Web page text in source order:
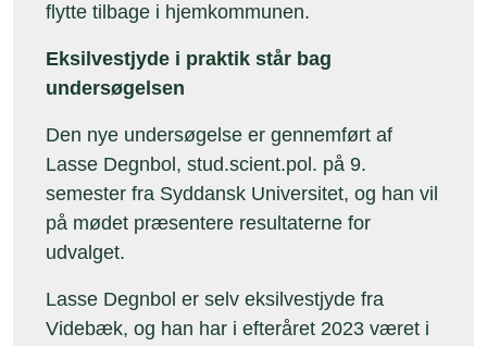
flytte tilbage i hjemkommunen.
Eksilvestjyde i praktik står bag
undersøgelsen
Den nye undersøgelse er gennemført af
Lasse Degnbol, stud.scient.pol. på 9.
semester fra Syddansk Universitet, og han vil
på mødet præsentere resultaterne for
udvalget.
Lasse Degnbol er selv eksilvestjyde fra
Videbæk, og han har i efteråret 2023 været i